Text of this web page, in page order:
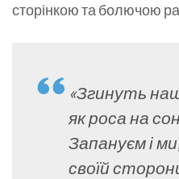
сторінкою та болючою
«Згинуть
як роса на
Запануєм і
своїй